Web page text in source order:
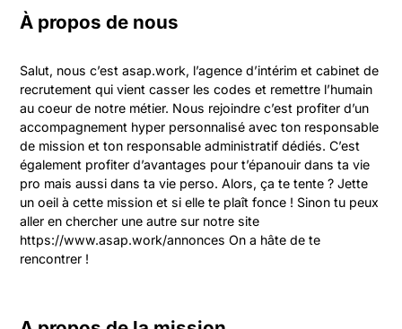
À propos de nous
Salut, nous c’est asap.work, l’agence d’intérim et cabinet de
recrutement qui vient casser les codes et remettre l’humain
au coeur de notre métier. Nous rejoindre c’est profiter d’un
accompagnement hyper personnalisé avec ton responsable
de mission et ton responsable administratif dédiés. C’est
également profiter d’avantages pour t’épanouir dans ta vie
pro mais aussi dans ta vie perso. Alors, ça te tente ? Jette
un oeil à cette mission et si elle te plaît fonce ! Sinon tu peux
aller en chercher une autre sur notre site
https://www.asap.work/annonces On a hâte de te
rencontrer !